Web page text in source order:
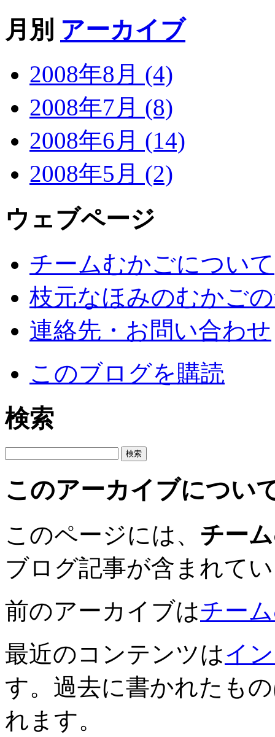
月別 アーカイブ
2008年8月 (4)
2008年7月 (8)
2008年6月 (14)
2008年5月 (2)
ウェブページ
チームむかごについて
枝元なほみのむかご
連絡先・お問い合わせ
このブログを購読
検索
このアーカイブについ
このページには、 チー
ブログ記事が含まれて
前のアーカイブはチー
最近のコンテンツはイ
す。過去に書かれたも
れます。